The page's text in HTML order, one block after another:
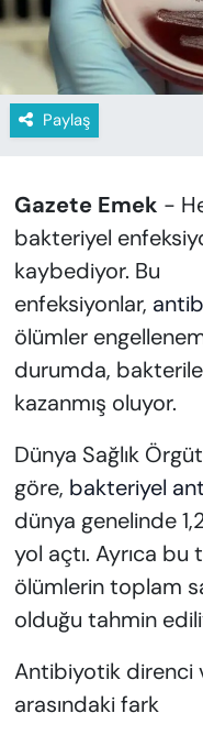
Paylaş
Gazete Emek -
bakteriyel
kaybediyor. Bu
enfeksiyonlar,
ölümler
durumda,
kazanmış oluyor.
Dünya Sağlık
göre, bakteriyel
dünya genelinde
yol açtı. Ayrıca bu
ölümlerin toplam
olduğu tahmin
Antibiyotik direnci
arasındaki fark
KÜLTÜR-SANAT
MAGAZİN
ÖZEL HABER
SİYASET
VAN VE